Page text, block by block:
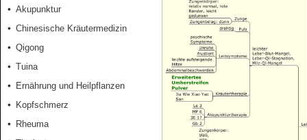
Akupunktur
Chinesische Kräutermedizin
Qigong
Tuina
Ernährung und Heilpflanzen
Kopfschmerz
Rheuma